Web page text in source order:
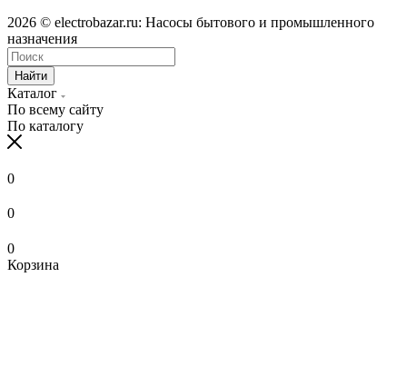
2026 © electrobazar.ru: Насосы бытового и промышленного
назначения
Найти
Каталог
По всему сайту
По каталогу
0
0
0
Корзина